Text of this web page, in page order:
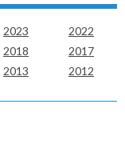
2023
2022
2018
2017
2013
2012